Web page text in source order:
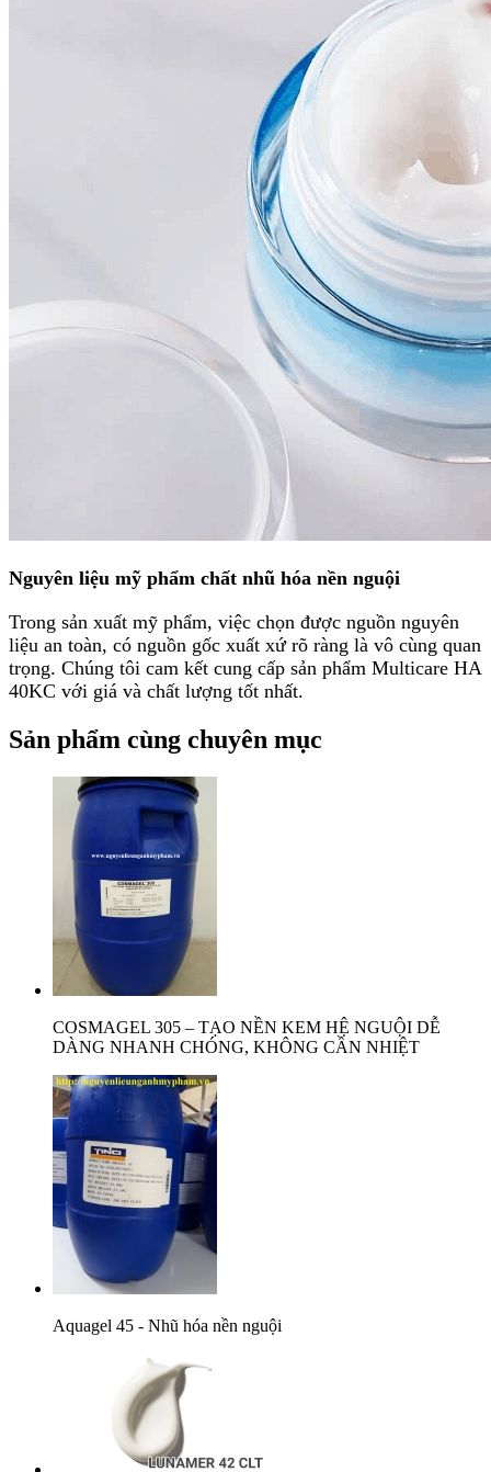
Nguyên liệu mỹ phẩm chất nhũ hóa nền nguội
Trong sản xuất mỹ phẩm, việc chọn được nguồn nguyên
liệu an toàn, có nguồn gốc xuất xứ rõ ràng là vô cùng quan
trọng. Chúng tôi cam kết cung cấp sản phẩm Multicare HA
40KC với giá và chất lượng tốt nhất.
Sản phẩm cùng chuyên mục
COSMAGEL 305 – TẠO NỀN KEM HỆ NGUỘI DỄ
DÀNG NHANH CHÓNG, KHÔNG CẦN NHIỆT
Aquagel 45 - Nhũ hóa nền nguội